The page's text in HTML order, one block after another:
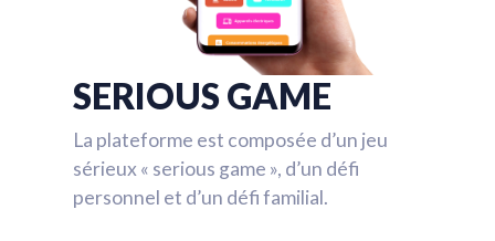
SERIOUS GAME
La plateforme est composée d’un jeu
sérieux « serious game », d’un défi
personnel et d’un défi familial.